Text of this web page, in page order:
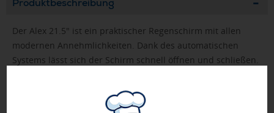
Der Alex 21.5" ist ein praktischer Regenschirm mit allen
modernen Annehmlichkeiten. Dank des automatischen
Systems lässt sich der Schirm schnell öffnen und schließen.
handliche Regenschirm hat eine Polyesterbespannung, ein
Gestell und Rippen aus Metall und einen Kunststoffgriff, der